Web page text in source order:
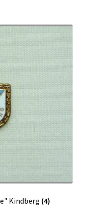
Kindberg (4)